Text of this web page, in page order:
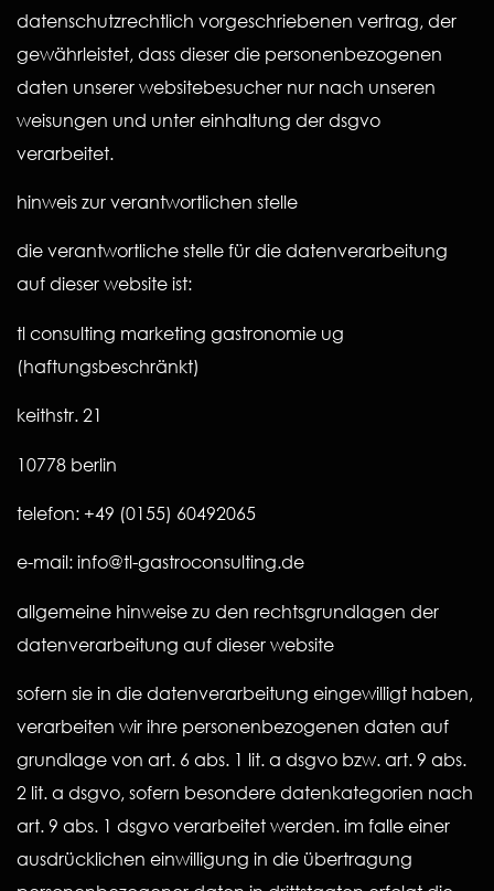
datenschutzrechtlich vorgeschriebenen vertrag, der
gewährleistet, dass dieser die personenbezogenen
daten unserer websitebesucher nur nach unseren
weisungen und unter einhaltung der dsgvo
verarbeitet.
hinweis zur verantwortlichen stelle
die verantwortliche stelle für die datenverarbeitung
auf dieser website ist:
tl consulting marketing gastronomie ug
(haftungsbeschränkt)
keithstr. 21
10778 berlin
telefon: +49 (0155) 60492065
e-mail: info@tl-gastroconsulting.de
allgemeine hinweise zu den rechtsgrundlagen der
datenverarbeitung auf dieser website
sofern sie in die datenverarbeitung eingewilligt haben,
verarbeiten wir ihre personenbezogenen daten auf
grundlage von art. 6 abs. 1 lit. a dsgvo bzw. art. 9 abs.
2 lit. a dsgvo, sofern besondere datenkategorien nach
art. 9 abs. 1 dsgvo verarbeitet werden. im falle einer
ausdrücklichen einwilligung in die übertragung